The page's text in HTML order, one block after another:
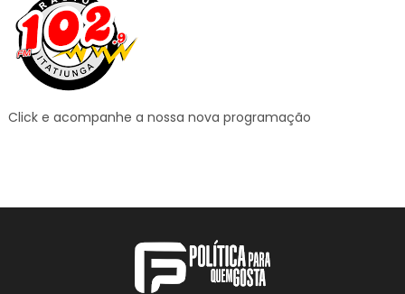
Click e acompanhe a nossa nova programação